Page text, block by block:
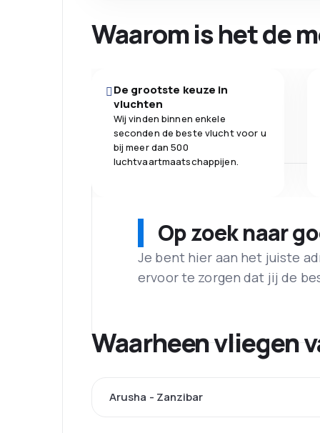
Waarom is het de
De grootste keuze in
vluchten
Wij vinden binnen enkele
seconden de beste vlucht voor u
bij meer dan 500
luchtvaartmaatschappijen.
Op zoek naar
Je bent hier aan het juiste
ervoor te zorgen dat jij de
Waarheen vliegen
Arusha - Zanzibar